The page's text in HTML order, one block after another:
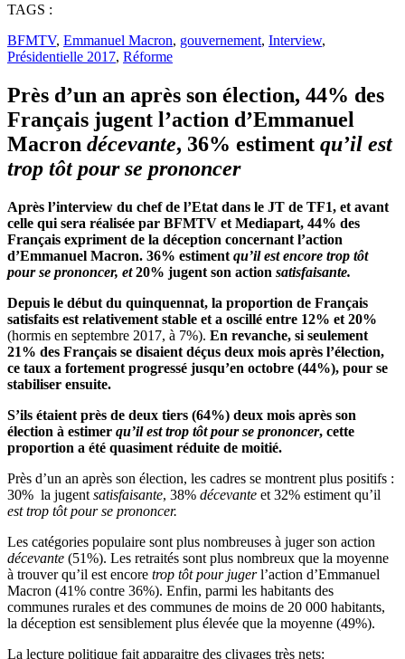
TAGS :
BFMTV, Emmanuel Macron, gouvernement, Interview,
Présidentielle 2017, Réforme
Près d’un an après son élection, 44% des
Français jugent l’action d’Emmanuel
Macron décevante, 36% estiment qu’il est
trop tôt pour se prononcer
Après l’interview du chef de l’Etat dans le JT de TF1, et avant
celle qui sera réalisée par BFMTV et Mediapart, 44% des
Français expriment de la déception concernant l’action
d’Emmanuel Macron. 36% estiment qu’il est encore trop tôt
pour se prononcer, et20% jugent son action satisfaisante.
Depuis le début du quinquennat, la proportion de Français
satisfaits est relativement stable et a oscillé entre 12% et 20%
(hormis en septembre 2017, à 7%). En revanche, si seulement
21% des Français se disaient déçus deux mois après l’élection,
ce taux a fortement progressé jusqu’en octobre (44%), pour se
stabiliser ensuite.
S’ils étaient près de deux tiers (64%) deux mois après son
élection à estimer qu’il est trop tôt pour se prononcer, cette
proportion a été quasiment réduite de moitié.
Près d’un an après son élection, les cadres se montrent plus positifs :
30% la jugent satisfaisante, 38% décevante et 32% estiment qu’il
est trop tôt pour se prononcer.
Les catégories populaire sont plus nombreuses à juger son action
décevante (51%). Les retraités sont plus nombreux que la moyenne
à trouver qu’il est encore trop tôt pour jugerl’action d’Emmanuel
Macron (41% contre 36%). Enfin, parmi les habitants des
communes rurales et des communes de moins de 20 000 habitants,
la déception est sensiblement plus élevée que la moyenne (49%).
La lecture politique fait apparaitre des clivages très nets: